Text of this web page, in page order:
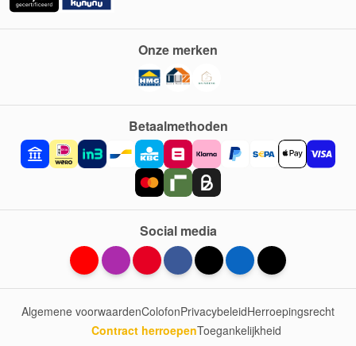
Betaalmethoden
Onze merken
Social media
Algemene voorwaardenColofonPrivacybeleidHerroepingsrecht
Contract herroepenToegankelijkheid